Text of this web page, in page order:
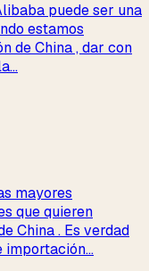
puede ser una
estamos
de China , dar con
mayores
que quieren
China . Es verdad
importación...